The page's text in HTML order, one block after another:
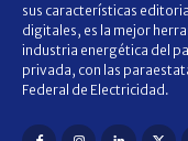
sus características
digitales, es la mejor
industria energética del
privada, con las
Federal de Electricidad.